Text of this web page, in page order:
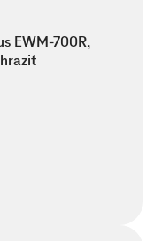
EWM-700R,